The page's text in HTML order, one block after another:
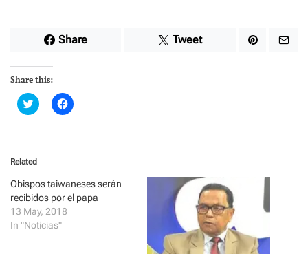
Share Tweet
Share this:
C
l
t
o
s
a
r
e
o
n
T
C
l
a
r
e
Related
Obispos taiwaneses serán
recibidos por el papa
13 May, 2018
In "Noticias"